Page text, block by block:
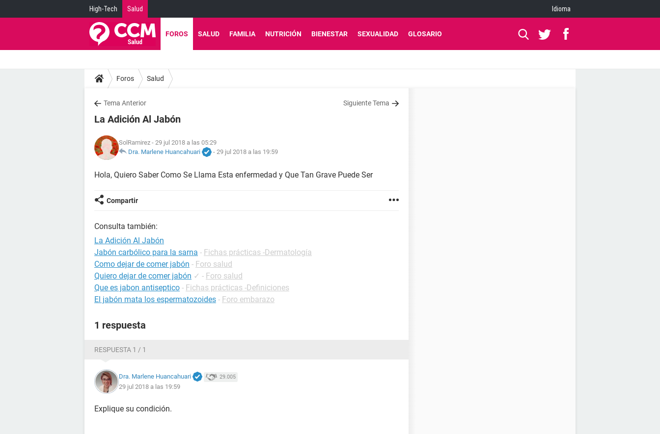
High-Tech Salud Idioma
FOROS SALUD FAMILIA NUTRICIÓN BIENESTAR SEXUALIDAD GLOSARIO
Foros Salud
Tema Anterior Siguiente Tema
La Adición Al Jabón
SolRamirez - 29 jul 2018 a las 05:29
Dra. Marlene Huancahuari
- 29 jul 2018 a las 19:59
Hola, Quiero Saber Como Se Llama Esta enfermedad y Que Tan Grave Puede Ser
Compartir
Consulta también:
La Adición Al Jabón
Jabón carbólico para la sarna - Fichas prácticas -Dermatología
Como dejar de comer jabón - Foro salud
Quiero dejar de comer jabón ✓ - Foro salud
Que es jabon antiseptico - Fichas prácticas -Definiciones
El jabón mata los espermatozoides - Foro embarazo
1 respuesta
RESPUESTA 1 / 1
Dra. Marlene Huancahuari 29.005
29 jul 2018 a las 19:59
Explique su condición.